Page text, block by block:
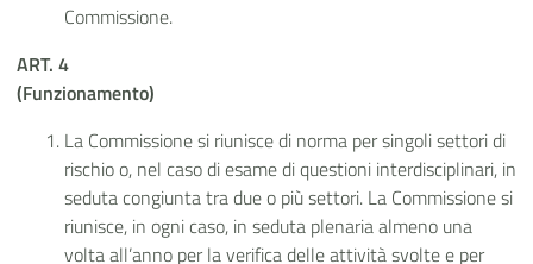
Commissione.
ART. 4
(Funzionamento)
La Commissione si riunisce di norma per singoli settori di
rischio o, nel caso di esame di questioni interdisciplinari, in
seduta congiunta tra due o più settori. La Commissione si
riunisce, in ogni caso, in seduta plenaria almeno una
volta all’anno per la verifica delle attività svolte e per